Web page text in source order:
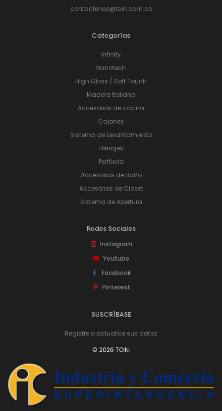
contactenos@toin.com.co
Categorías
Infinity
Nanotech
High Gloss / Soft Touch
Madera Italiana
Accesorios de cocina
Cajones
Sistema de Levantamiento
Herrajes
Perfilería
Accesorios de Baño
Accesorios de Closet
Sistema de Apertura
Redes Sociales
Instagram
Youtube
Facebook
Pinterest
SUSCRÍBASE
Registre o actualice sus datos
© 2026 TOIN.